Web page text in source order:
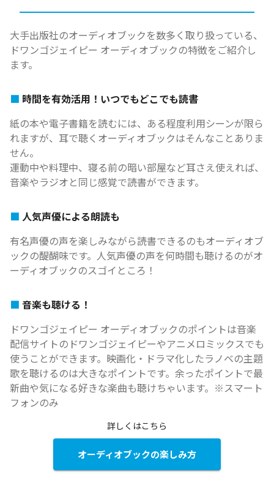
大手出版社のオーディオブックを数多く取り扱っている、
ドワンゴジェイピー オーディオブックの特徴をご紹介し
ます。
時間を有効活用！いつでもどこでも読書
紙の本や電子書籍を読むには、ある程度利用シーンが限ら
れますが、耳で聴くオーディオブックはそんなことありま
せん。
運動中や料理中、寝る前の暗い部屋など耳さえ使えれば、
音楽やラジオと同じ感覚で読書ができます。
人気声優による朗読も
有名声優の声を楽しみながら読書できるのもオーディオブ
ックの醍醐味です。人気声優の声を何時間も聴けるのがオ
ーディオブックのスゴイところ！
音楽も聴ける！
ドワンゴジェイピー オーディオブックのポイントは音楽
配信サイトのドワンゴジェイピーやアニメロミックスでも
使うことができます。映画化・ドラマ化したラノベの主題
歌を聴けるのは大きなポイントです。余ったポイントで最
新曲や気になる好きな楽曲も聴けちゃいます。※スマート
フォンのみ
詳しくはこちら
オーディオブックの楽しみ方